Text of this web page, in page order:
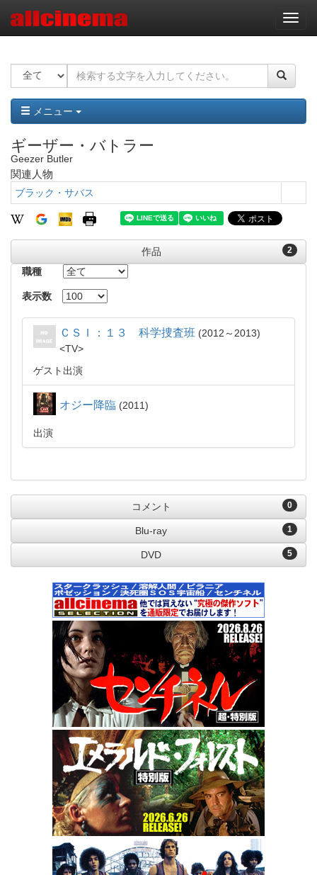
ナ
ビ
ー
ョ
ン
メニュー
ギーザー・バトラー
Geezer Butler
関連人物
ブラック・サバス
2
作品
職種
表示数
ＣＳＩ：１３ 科学捜査班
2012～2013
TV
ゲスト出演
オジー降臨 2011
出演
0
コメント
1
Blu-ray
5
DVD